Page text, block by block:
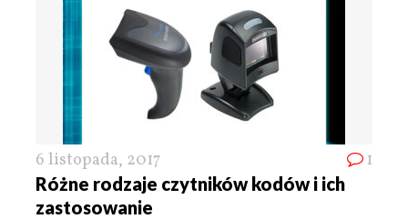
6 listopada, 2017 1
Różne rodzaje czytników kodów i ich
zastosowanie